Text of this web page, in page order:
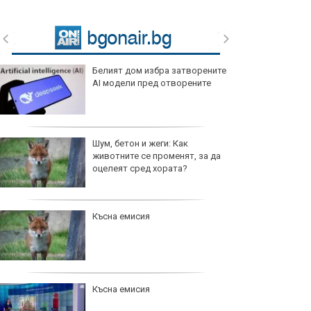
Белият дом избра затворените
AI модели пред отворените
Шум, бетон и жеги: Как
животните се променят, за да
оцелеят сред хората?
Късна емисия
Късна емисия